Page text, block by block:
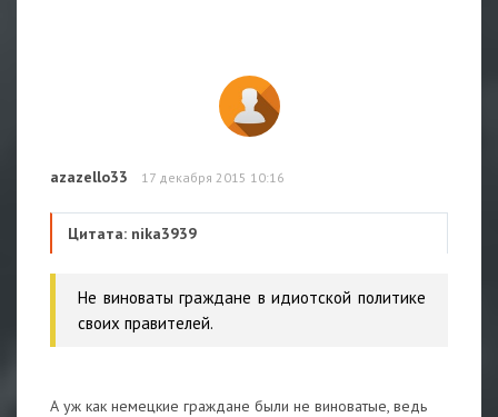
azazello33 17 декабря 2015 10:16
Цитата: nika3939
Не виноваты граждане в идиотской политике
своих правителей.
А уж как немецкие граждане были не виноватые, ведь